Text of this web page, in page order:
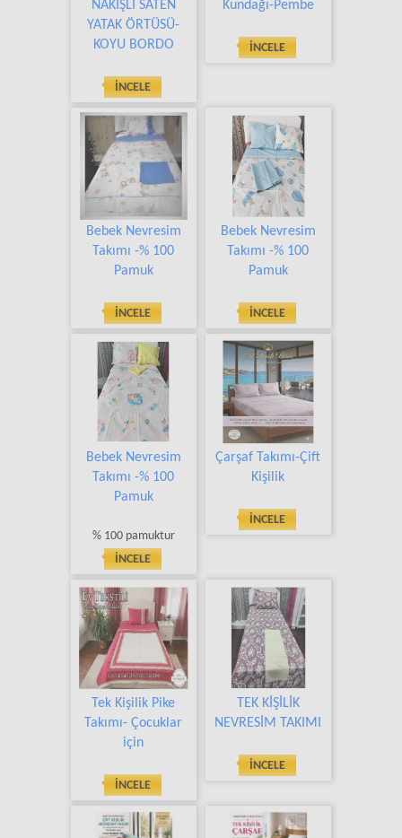
NAKIŞLI SATEN
YATAK ÖRTÜSÜ-
KOYU BORDO
İNCELE
Kundağı-Pembe
İNCELE
Bebek Nevresim
Takımı -% 100
Pamuk
İNCELE
Bebek Nevresim
Takımı -% 100
Pamuk
İNCELE
Bebek Nevresim
Takımı -% 100
Pamuk
% 100 pamuktur
İNCELE
Çarşaf Takımı-Çift
Kişilik
İNCELE
Tek Kişilik Pike
Takımı- Çocuklar
için
İNCELE
TEK KİŞİLİK
NEVRESİM TAKIMI
İNCELE